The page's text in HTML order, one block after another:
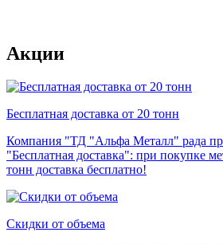
Акции
Бесплатная доставка от 20 тонн
Компания "ТД "Альфа Металл" рада
"Бесплатная доставка": при покупке
тонн доставка бесплатно!
Скидки от объема